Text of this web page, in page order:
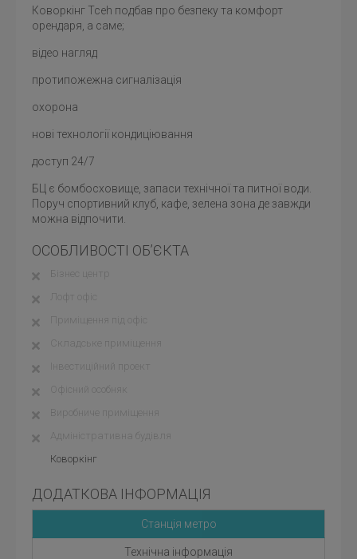
Коворкінг Tceh подбав про безпеку та комфорт
орендаря, а саме;
відео нагляд
протипожежна сигналізація
охорона
нові технології кондиціювання
доступ 24/7
БЦ є бомбосховище, запаси технічної та питної води.
Поруч спортивний клуб, кафе, зелена зона де завжди
можна відпочити.
ОСОБЛИВОСТІ ОБ’ЄКТА
Бізнес центр
Лофт офіс
Приміщення під офіс
Складське приміщення
Інвестиційний проект
Офісний особняк
Виробниче приміщення
Адміністративна будівля
Коворкінг
ДОДАТКОВА ІНФОРМАЦІЯ
Станція метро
Технічна інформація